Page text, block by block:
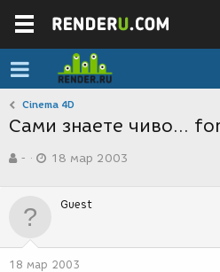
Cinema 4D
Сами знаете чиво...
в
р
м
-
а
д
18 мар 2003
Guest
18 мар 2003